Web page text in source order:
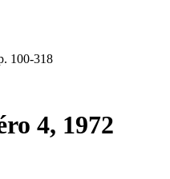
100-318
4, 1972